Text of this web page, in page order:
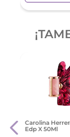
Edt
Carolina
Edp X 50Ml